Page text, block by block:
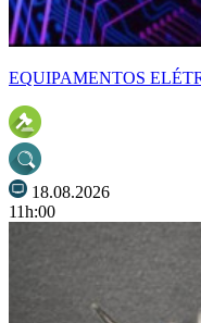
EQUIPAMENTOS
18.08.2026
11h:00